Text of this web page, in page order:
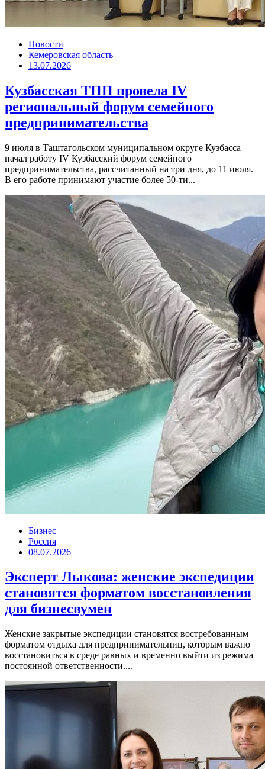
Новости
Кемеровская область
13.07.2026
Кузбасская ТПП провела IV
региональный форум семейного
предпринимательства
9 июля в Таштагольском муниципальном округе Кузбасса
начал работу IV Кузбасский форум семейного
предпринимательства, рассчитанный на три дня, до 11 июля.
В его работе принимают участие более 50-ти...
Бизнес
Россия
08.07.2026
Эксперт Лыкова: женские экспедиции
становятся форматом восстановления
для бизнесвумен
Женские закрытые экспедиции становятся востребованным
форматом отдыха для предпринимательниц, которым важно
восстановиться в среде равных и временно выйти из режима
постоянной ответственности....